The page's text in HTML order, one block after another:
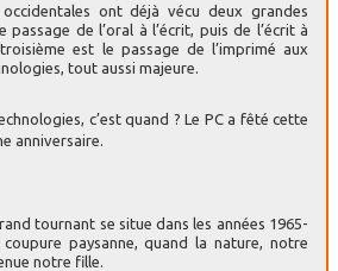
ont déjà vécu deux grandes
passage de l’oral à l’écrit, puis de l’écrit à
troisième est le passage de l’imprimé aux
tout aussi majeure.
c’est quand ? Le PC a fêté cette
anniversaire.
tournant se situe dans les années 1965-
coupure paysanne, quand la nature, notre
notre fille.